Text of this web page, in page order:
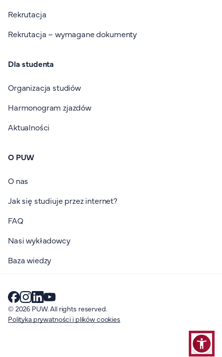
Rekrutacja
Rekrutacja – wymagane dokumenty
Dla studenta
Organizacja studiów
Harmonogram zjazdów
Aktualności
O PUW
O nas
Jak się studiuje przez internet?
FAQ
Nasi wykładowcy
Baza wiedzy
© 2026 PUW. All rights reserved.
Polityka prywatności i plików cookies